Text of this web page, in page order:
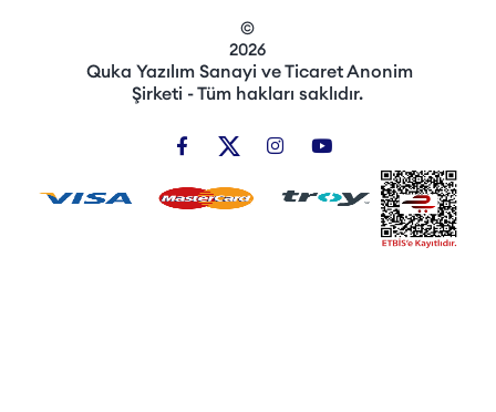
©
2026
Quka Yazılım Sanayi ve Ticaret Anonim
Şirketi - Tüm hakları saklıdır.